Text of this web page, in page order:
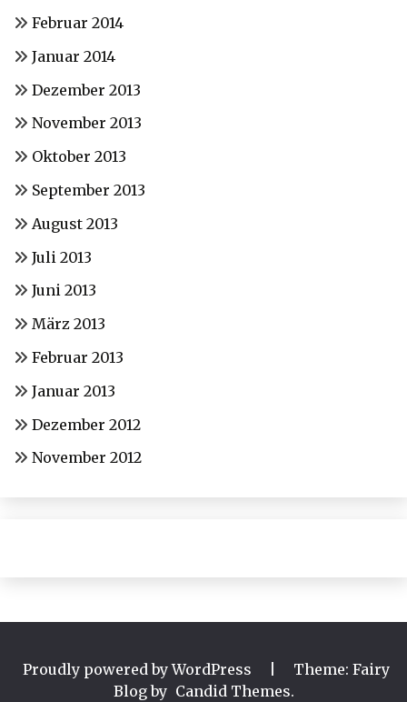
Februar 2014
Januar 2014
Dezember 2013
November 2013
Oktober 2013
September 2013
August 2013
Juli 2013
Juni 2013
März 2013
Februar 2013
Januar 2013
Dezember 2012
November 2012
Proudly powered by WordPress
Theme: Fairy
Blog by Candid Themes.